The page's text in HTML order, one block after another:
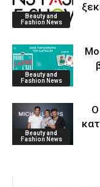
Beauty and
Fashion News
Beauty and
Fashion News
Beauty and
Fashion News